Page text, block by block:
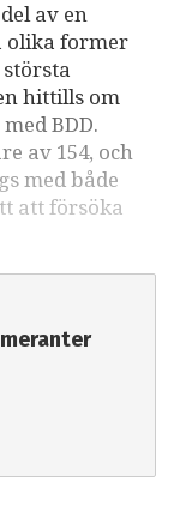
av en
olika former
hittills om
BDD.
av 154, och
med både
att försöka